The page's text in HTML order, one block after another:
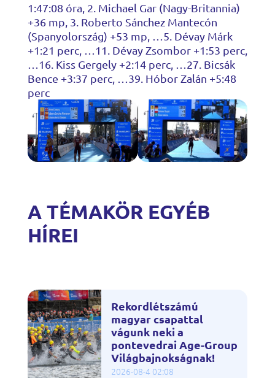
1:47:08 óra, 2. Michael Gar (Nagy-Britannia)
+36 mp, 3. Roberto Sánchez Mantecón
(Spanyolország) +53 mp, …5. Dévay Márk
+1:21 perc, …11. Dévay Zsombor +1:53 perc,
…16. Kiss Gergely +2:14 perc, …27. Bicsák
Bence +3:37 perc, …39. Hóbor Zalán +5:48
perc
A TÉMAKÖR EGYÉB
HÍREI
Rekordlétszámú
magyar csapattal
vágunk neki a
pontevedrai Age-Group
Világbajnokságnak!
2026-08-4 02:08